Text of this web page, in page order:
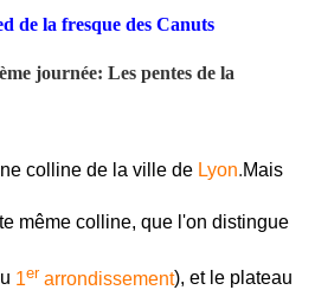
des Canuts
journée: Les pentes de la
colline de la ville de Lyon.Mais
même colline, que l'on distingue
1er arrondissement), et le plateau